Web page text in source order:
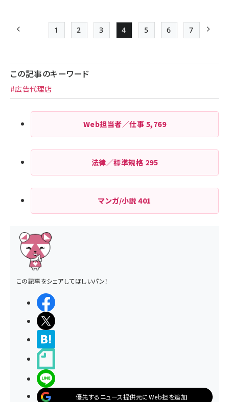
り
前ページ 先頭ページ
1
Page
2
Page
3
Page
4
Page
5
Page
6
最終ページ
7
この記事のキーワード
#広告代理店
Web担当者／仕事 5,769
法律／標準規格 295
マンガ/小説401
この記事をシェアしてほしいパン！
優先するニュース提供元にWeb担を追加